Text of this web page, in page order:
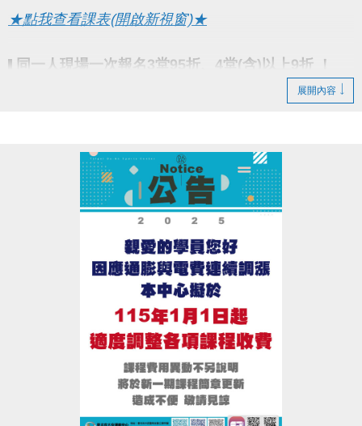
★點我查看課表(開啟新視窗)★
▌ 同一人現場一次報名3堂95折、4堂(含)以上9折 ！
報名辦法：現場報名、網路報名、APP報名
網路報名請點我(開啟新視窗)
▪︎ 大安APP 長佳Sports+ APP傳送門⬇
APPLE 傳送門點我(另開新視窗)
google play 傳送門點我(另開新視窗)
※網路報名僅開放四日內課程，且課程當天僅開放現場報名，額
※報名後不得延期、換堂，如因私人因素辦理退費，需酌收20%
展開內容